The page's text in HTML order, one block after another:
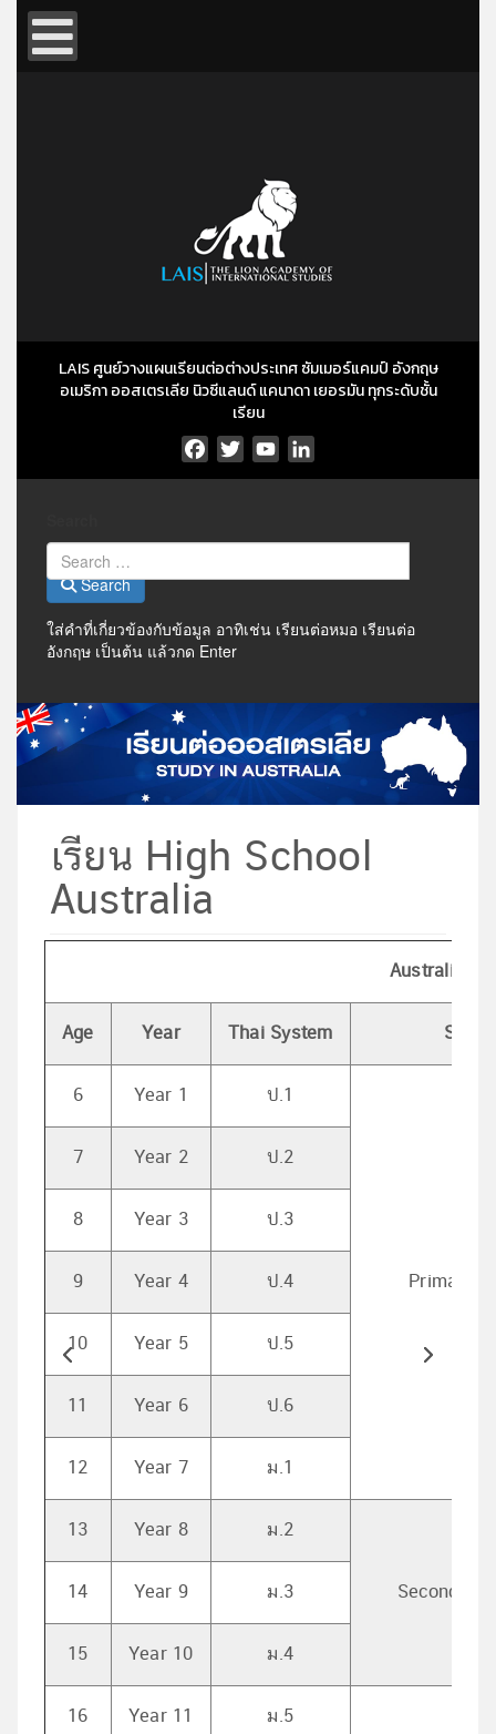
LAIS ศูนย์วางแผนเรียนต่อต่างประเทศ ซัมเมอร์แคมป์ อังกฤษ
อเมริกา ออสเตรเลีย นิวซีแลนด์ แคนาดา เยอรมัน ทุกระดับชั้น
เรียน
Facebook
TwitterYouTubeLinkedIn
Search
ใส่คำที่เกี่ยวข้องกับข้อมูล อาทิเช่น เรียนต่อหมอ เรียนต่อ
อังกฤษ เป็นต้น แล้วกด Enter
เรียน High School
Australia
Australian
Age Year Thai System
6 Year 1 ป.1
Primary
7 Year 2 ป.2
8 Year 3 ป.3
9 Year 4 ป.4
10 Year 5 ป.5
11 Year 6 ป.6
12 Year 7 ม.1
13 Year 8 ม.2
Secondary
14 Year 9 ม.3
15 Year 10 ม.4
16 Year 11
ม.5